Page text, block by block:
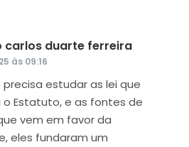
carlos duarte ferreira
às 09:16
estudar as lei que
o Estatuto, e as fontes de
vem em favor da
eles fundaram um